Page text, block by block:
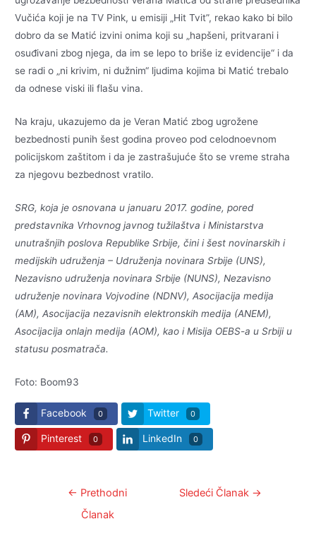
Vučića koji je na TV Pink, u emisiji „Hit Tvit”, rekao kako bi bilo
dobro da se Matić izvini onima koji su „hapšeni, pritvarani i
osuđivani zbog njega, da im se lepo to briše iz evidencije“ i da
se radi o „ni krivim, ni dužnim“ ljudima kojima bi Matić trebalo
da odnese viski ili flašu vina.
Na kraju, ukazujemo da je Veran Matić zbog ugrožene
bezbednosti punih šest godina proveo pod celodnoevnom
policijskom zaštitom i da je zastrašujuće što se vreme straha
za njegovu bezbednost vratilo.
SRG, koja je osnovana u januaru 2017. godine, pored
predstavnika Vrhovnog javnog tužilaštva i Ministarstva
unutrašnjih poslova Republike Srbije, čini i šest novinarskih i
medijskih udruženja – Udruženja novinara Srbije (UNS),
Nezavisno udruženja novinara Srbije (NUNS), Nezavisno
udruženje novinara Vojvodine (NDNV), Asocijacija medija
(AM), Asocijacija nezavisnih elektronskih medija (ANEM),
Asocijacija onlajn medija (AOM), kao i Misija OEBS-a u Srbiji u
statusu posmatrača.
Foto: Boom93
Facebook 0 Twitter 0
Pinterest 0 LinkedIn 0
Kretanje← Prethodni
Članak
Sledeći Članak →